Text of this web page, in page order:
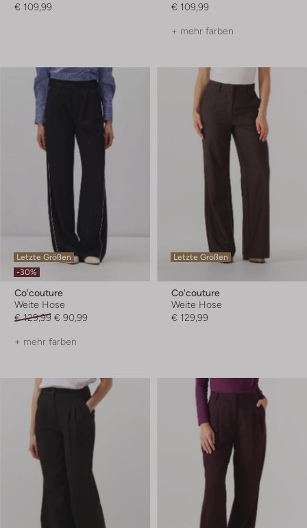
€ 109,99
€ 109,99
+ mehr farben
Letzte Größen
-30%
Co'couture
Weite Hose
€ 129,99 € 90,99
+ mehr farben
Letzte Größen
Co'couture
Weite Hose
€ 129,99